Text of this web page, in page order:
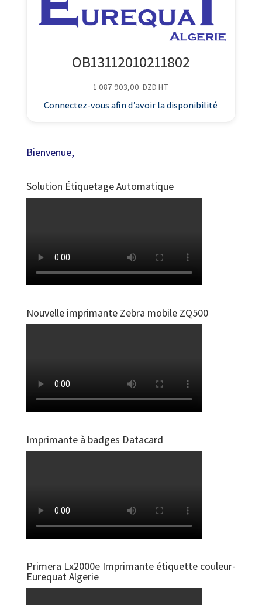
OB13112010211802
1 087 903,00 DZD HT
Connectez-vous afin d’avoir la disponibilité
Bienvenue,
Solution Étiquetage Automatique
Nouvelle imprimante Zebra mobile ZQ500
Imprimante à badges Datacard
Primera Lx2000e Imprimante étiquette couleur-
Eurequat Algerie